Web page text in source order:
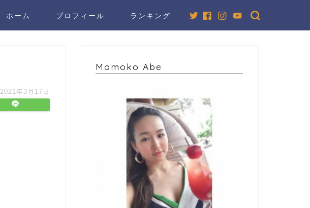
ホーム プロフィール ランキング
2021年3月17日
Momoko Abe